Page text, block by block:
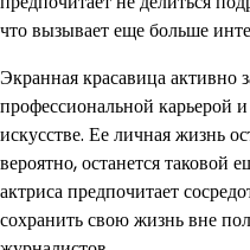
что вызывает еще больше
Экранная красавица активно
профессиональной карьерой
искусстве. Ее личная жизнь
вероятно, останется таковой
актриса предпочитает
сохранить свою жизнь вне